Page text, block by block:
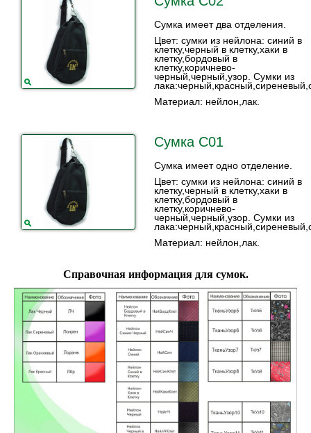
Сумка имеет два отделения.
Цвет: сумки из нейлона: синий в
клетку,черный в клетку,хаки в
клетку,бордовый в
клетку,коричнево-
черный,черный,узор. Сумки из
Материал: нейлон,лак.
Сумка С01
Сумка имеет одно отделение.
Цвет: сумки из нейлона: синий в
клетку,черный в клетку,хаки в
клетку,бордовый в
клетку,коричнево-
черный,черный,узор. Сумки из
Материал: нейлон,лак.
Справочная информация для сумок.